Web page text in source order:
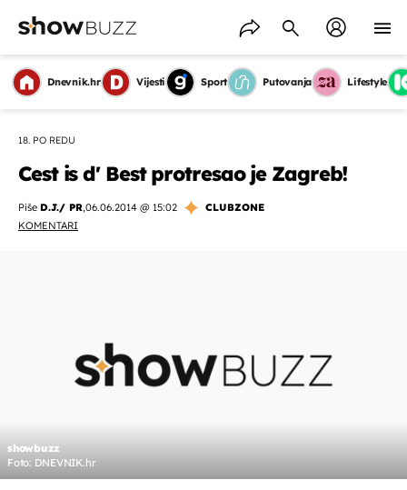
Dnevnik.hr Vijesti Sport Putovanja Lifestyle
18. PO REDU
Cest is d' Best protresao je Zagreb!
Piše D.J./ PR,06.06.2014 @ 15:02
CLUBZONE
KOMENTARI
showbuzz
Foto: DNEVNIK.hr
OMOGUĆI OBAVIJESTI